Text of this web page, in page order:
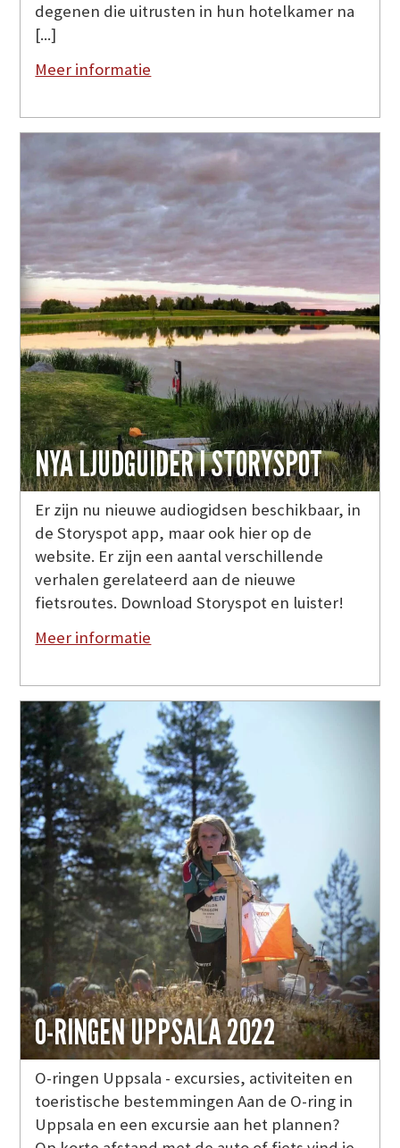
degenen die uitrusten in hun hotelkamer na
[...]
Meer informatie
NYA LJUDGUIDER I STORYSPOT
Er zijn nu nieuwe audiogidsen beschikbaar, in
de Storyspot app, maar ook hier op de
website. Er zijn een aantal verschillende
verhalen gerelateerd aan de nieuwe
fietsroutes. Download Storyspot en luister!
Meer informatie
O-RINGEN UPPSALA 2022
O-ringen Uppsala - excursies, activiteiten en
toeristische bestemmingen Aan de O-ring in
Uppsala en een excursie aan het plannen?